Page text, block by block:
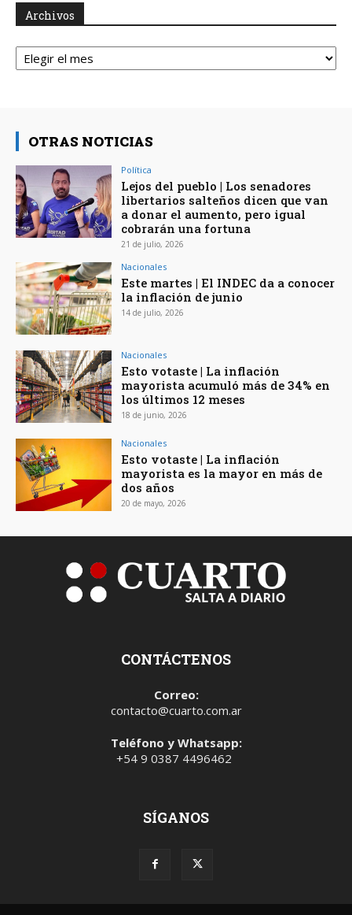
Archivos
Archivos
OTRAS NOTICIAS
Política
Lejos del pueblo | Los senadores
libertarios salteños dicen que van
a donar el aumento, pero igual
cobrarán una fortuna
21 de julio, 2026
Nacionales
Este martes | El INDEC da a conocer
la inflación de junio
14 de julio, 2026
Nacionales
Esto votaste | La inflación
mayorista acumuló más de 34% en
los últimos 12 meses
18 de junio, 2026
Nacionales
Esto votaste | La inflación
mayorista es la mayor en más de
dos años
20 de mayo, 2026
CONTÁCTENOS
Correo:
contacto@cuarto.com.ar
Teléfono y Whatsapp:
+54 9 0387 4496462
SÍGANOS